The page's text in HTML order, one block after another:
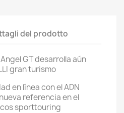
del prodotto
GT desarrolla aún
gran turismo
en línea con el ADN
referencia en el
sporttouring